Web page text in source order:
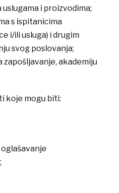
i proizvodima;
s ispitanicima
i/ili usluga) i drugim
svog poslovanja;
zapošljavanje, akademiju
koje mogu biti: